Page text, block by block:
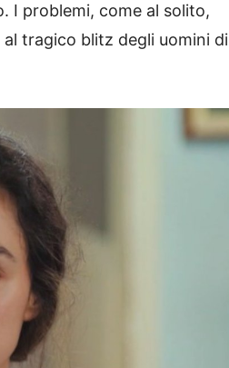
I problemi, come al solito,
tragico blitz degli uomini di